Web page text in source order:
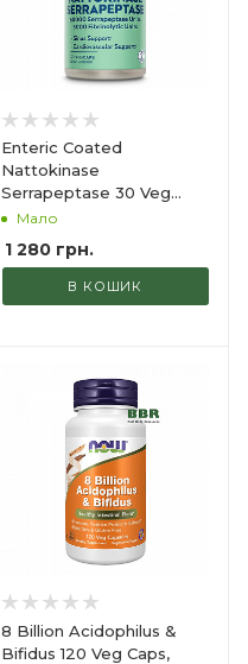
Enteric Coated
Nattokinase
Serrapeptase 30 Veg
Caps, Solaray
Мало
1 280грн.
В КОШИК
8 Billion Acidophilus &
Bifidus 120 Veg Caps,